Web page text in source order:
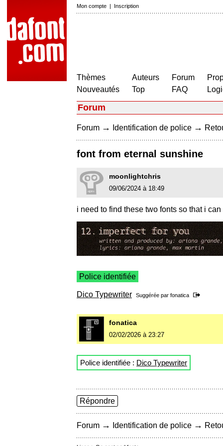
Mon compte | Inscription
Thèmes
Nouveautés
Auteurs
Top
Forum
FAQ
Forum
Forum → Identification de police →
font from eternal sunshine
moonlightchris
09/06/2024 à 18:49
i need to find these two fonts so that i
Police identifiée
Dico Typewriter Suggérée par fonatica
fonatica
02/02/2026 à 23:27
Police identifiée : Dico Typewriter
Répondre
Forum → Identification de police →